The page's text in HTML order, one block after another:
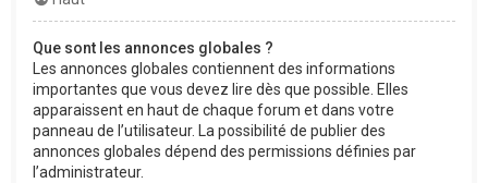
Que sont les annonces globales ?
Les annonces globales contiennent des informations
importantes que vous devez lire dès que possible. Elles
apparaissent en haut de chaque forum et dans votre
panneau de l’utilisateur. La possibilité de publier des
annonces globales dépend des permissions définies par
l’administrateur.